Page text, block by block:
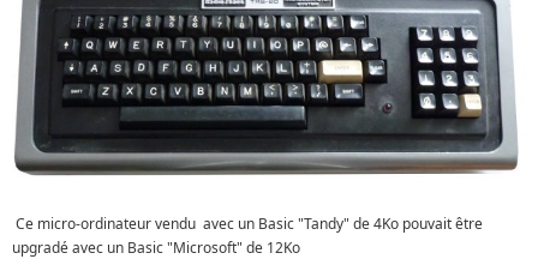
Ce micro-ordinateur vendu avec un Basic "Tandy" de 4Ko pouvait être
upgradé avec un Basic "Microsoft" de 12Ko